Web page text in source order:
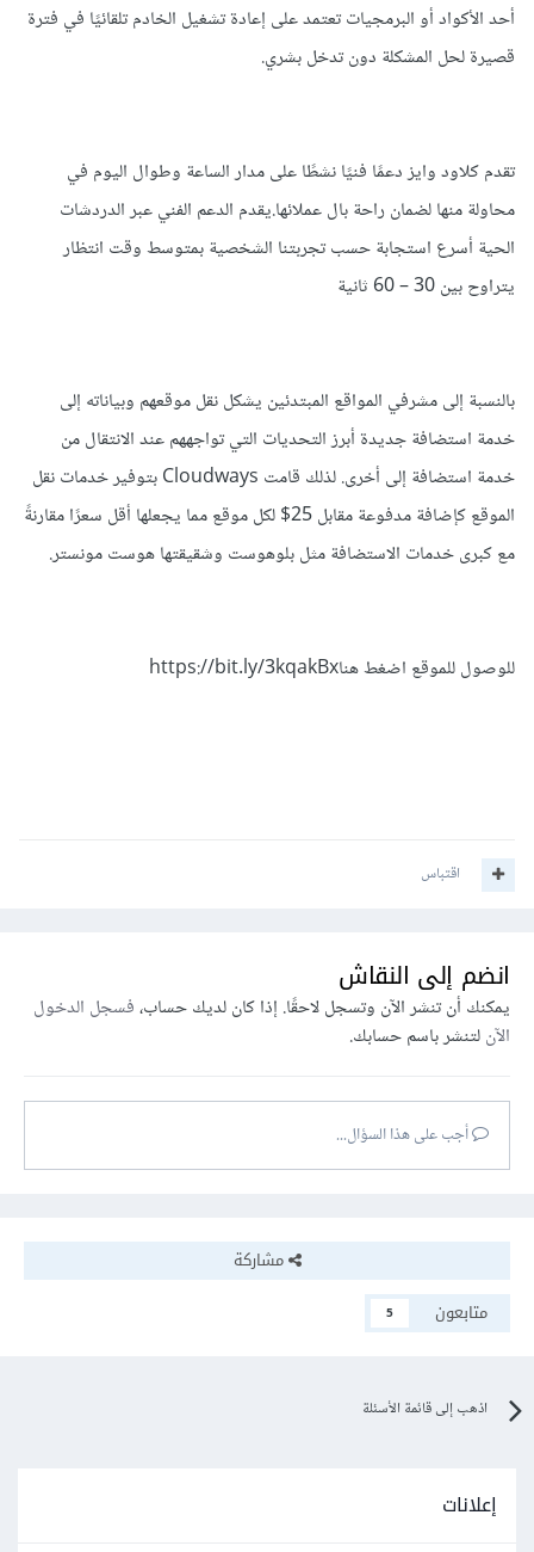
أحد الأكواد أو البرمجيات تعتمد على إعادة تشغيل الخادم تلقائيًا في فترة
قصيرة لحل المشكلة دون تدخل بشري.
تقدم كلاود وايز دعمًا فنيًا نشطًا على مدار الساعة وطوال اليوم في
محاولة منها لضمان راحة بال عملائها.يقدم الدعم الفني عبر الدردشات
الحية أسرع استجابة حسب تجربتنا الشخصية بمتوسط وقت انتظار
يتراوح بين 30 – 60 ثانية
بالنسبة إلى مشرفي المواقع المبتدئين يشكل نقل موقعهم وبياناته إلى
خدمة استضافة جديدة أبرز التحديات التي تواجههم عند الانتقال من
خدمة استضافة إلى أخرى. لذلك قامت Cloudways بتوفير خدمات نقل
الموقع كإضافة مدفوعة مقابل 25$ لكل موقع مما يجعلها أقل سعرًا مقارنةً
مع كبرى خدمات الاستضافة مثل بلوهوست وشقيقتها هوست مونستر.
للوصول للموقع اضغط هناhttps://bit.ly/3kqakBx
اقتباس
انضم إلى النقاش
يمكنك أن تنشر الآن وتسجل لاحقًا. إذا كان لديك حساب،فسجل الدخول
الآنلتنشر باسم حسابك.
أجب على هذا السؤال...
مشاركة
متابعون
5
اذهب إلى قائمة الأسئلة
إعلانات